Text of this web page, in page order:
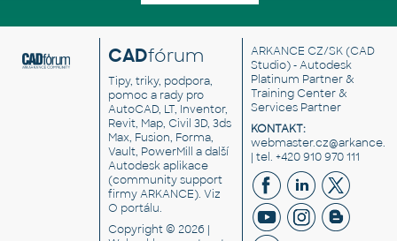
CADfórum
Tipy, triky, podpora,
pomoc a rady pro
AutoCAD, LT, Inventor,
Revit, Map, Civil 3D, 3ds
Max, Fusion, Forma,
Vault, PowerMill a další
Autodesk aplikace
(community support
firmy ARKANCE). Viz
O portálu.
Copyright © 2026 |
ARKANCE CZ/SK(CAD
Studio) - Autodesk
Platinum Partner &
Training Center &
Services Partner
KONTAKT:
| tel. +420 910 970 111